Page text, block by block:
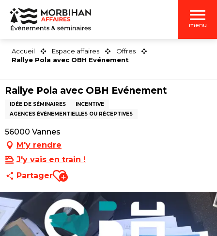
Aller
contenu
menu
Accueil Espace affaires
Offres
Rallye Pola avec OBH Evénement
Rallye Pola avec OBH Evénement
IDÉE DE SÉMINAIRES
INCENTIVE
AGENCES ÉVÈNEMENTIELLES OU RÉCEPTIVES
56000 Vannes
M'y rendre
J'y vais en train !
PartagerAjouter aux favoris